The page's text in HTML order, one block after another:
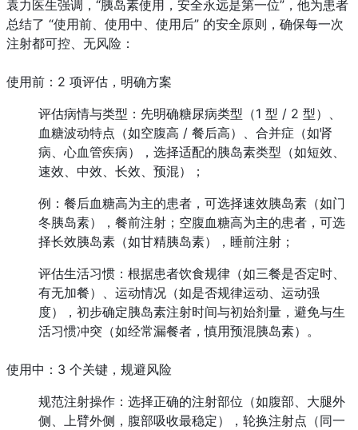
袁力医生强调，“胰岛素使用，安全永远是第一位”，他为患者
总结了 “使用前、使用中、使用后” 的安全原则，确保每一次
注射都可控、无风险：
使用前：2 项评估，明确方案
评估病情与类型：先明确糖尿病类型（1 型 / 2 型）、
血糖波动特点（如空腹高 / 餐后高）、合并症（如肾
病、心血管疾病），选择适配的胰岛素类型（如短效、
速效、中效、长效、预混）；
例：餐后血糖高为主的患者，可选择速效胰岛素（如门
冬胰岛素），餐前注射；空腹血糖高为主的患者，可选
择长效胰岛素（如甘精胰岛素），睡前注射；
评估生活习惯：根据患者饮食规律（如三餐是否定时、
有无加餐）、运动情况（如是否规律运动、运动强
度），初步确定胰岛素注射时间与初始剂量，避免与生
活习惯冲突（如经常漏餐者，慎用预混胰岛素）。
使用中：3 个关键，规避风险
规范注射操作：选择正确的注射部位（如腹部、大腿外
侧、上臂外侧，腹部吸收最稳定），轮换注射点（同一